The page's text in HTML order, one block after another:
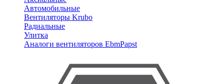
Автомобильные
Вентиляторы Krubo
Радиальные
Улитка
Аналоги вентиляторов EbmPapst